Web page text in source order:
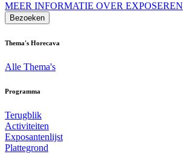
MEER INFORMATIE OVER EXPOSEREN
Bezoeken
Thema's Horecava
Alle Thema's
Programma
Terugblik
Activiteiten
Exposantenlijst
Plattegrond